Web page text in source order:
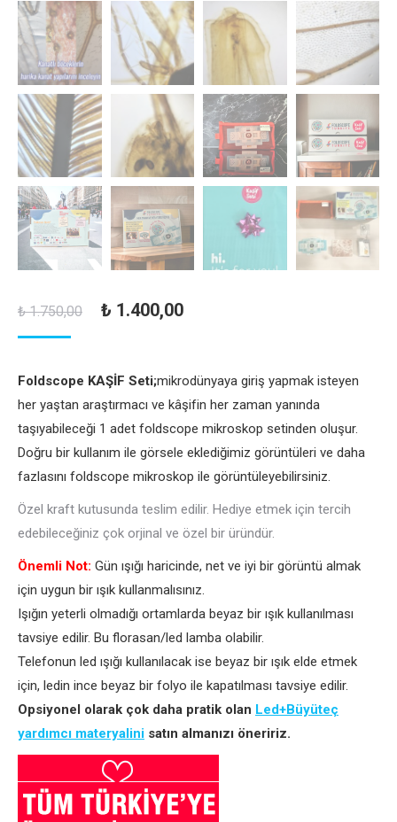
₺1.750,00
Orijinal
₺ 1.400,00Şu
₺ 1.400,00.
Foldscope KAŞİF Seti;mikrodünyaya giriş yapmak isteyen
her yaştan araştırmacı ve kâşifin her zaman yanında
taşıyabileceği 1 adet foldscope mikroskop setinden oluşur.
Doğru bir kullanım ile görsele eklediğimiz görüntüleri ve daha
fazlasını foldscope mikroskop ile görüntüleyebilirsiniz.
Özel kraft kutusunda teslim edilir. Hediye etmek için tercih
edebileceğiniz çok orjinal ve özel bir üründür.
Önemli Not: Gün ışığı haricinde, net ve iyi bir görüntü almak
için uygun bir ışık kullanmalısınız.
Işığın yeterli olmadığı ortamlarda beyaz bir ışık kullanılması
tavsiye edilir. Bu florasan/led lamba olabilir.
Telefonun led ışığı kullanılacak ise beyaz bir ışık elde etmek
için, ledin ince beyaz bir folyo ile kapatılması tavsiye edilir.
Opsiyonel olarak çok daha pratik olan Led+Büyüteç
yardımcı materyalini satın almanızı öneririz.